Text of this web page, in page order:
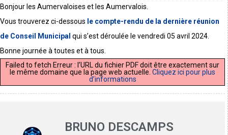
Bonjour les Aumervaloises et les Aumervalois.
Vous trouverez ci-dessous le compte-rendu de la dernière réunion
de Conseil Municipal qui s’est déroulée le vendredi 05 avril 2024.
Bonne journée à toutes et à tous.
Failed to fetch Erreur : l’URL du fichier PDF doit être exactement sur
le même domaine que la page web actuelle. Cliquez ici pour plus
d’informations
BRUNO DESCAMPS